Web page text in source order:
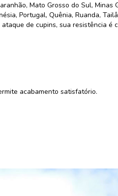
Mato Grosso do Sul, Minas
Portugal, Quênia, Ruanda,
de cupins, sua resistência é
acabamento satisfatório.